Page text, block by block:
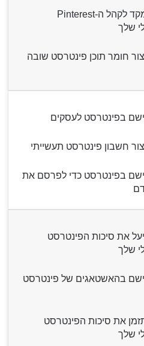
כיצד למקד לקהל ה-Pinterest
שלך
חומר תוכן פינטרסט שובה
בפינטרסט לעסקים
חשבון פינטרסט תעשייתי
בפינטרסט כדי לפרסם את
את סיכות הפינטרסט
שלך
בהאשטאגים של פינטרסט
את סיכות הפינטרסט
שלך